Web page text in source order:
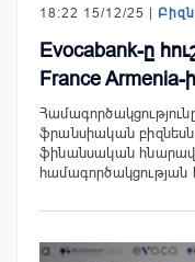
18:22 15/12/25 |
Evocabank-ը
France Armenia-
ֆրանսիական
ֆինանսական
համագործակցության